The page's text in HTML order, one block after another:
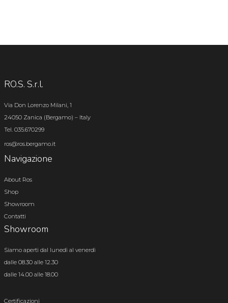
RO.S. S.r.l.
Via Don Lorenzo Milani, 1
24050 Zanica (Bergamo) – Italy
Tel. 035.670299
ros@ros.bergamo.it
Navigazione
About Ros
Shop
Showroom
Contatti
Showroom
Siamo aperti dal lunedì al venerdì
dalle 08.30 alle 12.30
dalle 14.00 alle 18.00
Certificazioni